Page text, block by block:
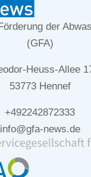
der
(GFA)
Heuss-Allee
53773 Hennef
+492242872333
info@gfa-news.de